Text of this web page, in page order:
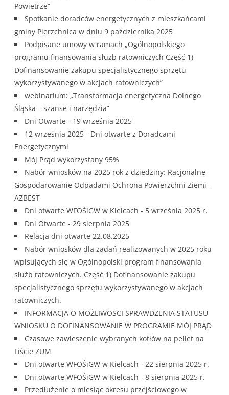
Powietrze”
Spotkanie doradców energetycznych z mieszkańcami
gminy Pierzchnica w dniu 9 października 2025
Podpisane umowy w ramach „Ogólnopolskiego
programu finansowania służb ratowniczych Część 1)
Dofinansowanie zakupu specjalistycznego sprzętu
wykorzystywanego w akcjach ratowniczych”
webinarium: „Transformacja energetyczna Dolnego
Śląska – szanse i narzędzia”
Dni Otwarte - 19 września 2025
12 września 2025 - Dni otwarte z Doradcami
Energetycznymi
Mój Prąd wykorzystany 95%
Nabór wniosków na 2025 rok z dziedziny: Racjonalne
Gospodarowanie Odpadami Ochrona Powierzchni Ziemi -
AZBEST
Dni otwarte WFOŚiGW w Kielcach - 5 września 2025 r.
Dni Otwarte - 29 sierpnia 2025
Relacja dni otwarte 22.08.2025
Nabór wniosków dla zadań realizowanych w 2025 roku
wpisujących się w Ogólnopolski program finansowania
służb ratowniczych. Część 1) Dofinansowanie zakupu
specjalistycznego sprzętu wykorzystywanego w akcjach
ratowniczych.
INFORMACJA O MOŻLIWOSCI SPRAWDZENIA STATUSU
WNIOSKU O DOFINANSOWANIE W PROGRAMIE MÓJ PRĄD
Czasowe zawieszenie wybranych kotłów na pellet na
Liście ZUM
Dni otwarte WFOŚiGW w Kielcach - 22 sierpnia 2025 r.
Dni otwarte WFOŚiGW w Kielcach - 8 sierpnia 2025 r.
Przedłużenie o miesiąc okresu przejściowego w